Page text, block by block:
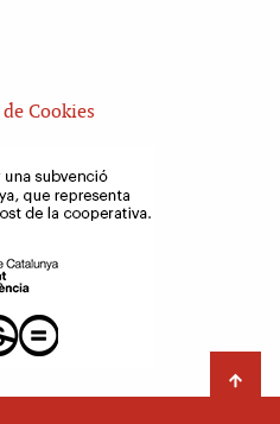
Cookies